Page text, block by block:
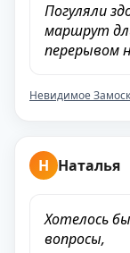
Погуляли
маршрут
перерывом
Невидимое
Н Наталья
Хотелось
вопросы,